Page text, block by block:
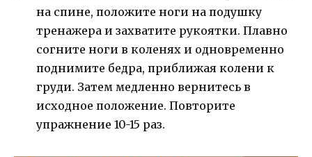
на спине, положите ноги на подушку
тренажера и захватите рукоятки. Плавно
согните ноги в коленях и одновременно
поднимите бедра, приближая колени к
груди. Затем медленно вернитесь в
исходное положение. Повторите
упражнение 10-15 раз.